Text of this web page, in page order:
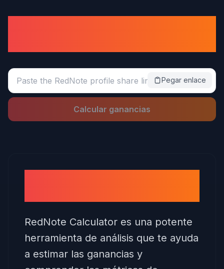
Pegar enlace
Calcular ganancias
RedNote Calculator es una potente
herramienta de análisis que te ayuda
a estimar las ganancias y